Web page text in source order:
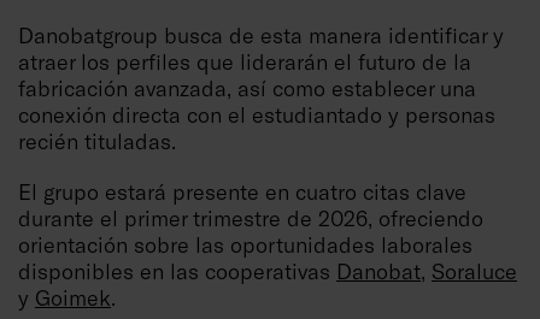
Danobatgroup busca de esta manera identificar y
atraer los perfiles que liderarán el futuro de la
fabricación avanzada, así como establecer una
conexión directa con el estudiantado y personas
recién tituladas.
El grupo estará presente en cuatro citas clave
durante el primer trimestre de 2026, ofreciendo
orientación sobre las oportunidades laborales
disponibles en las cooperativas Danobat, Soraluce
y Goimek.